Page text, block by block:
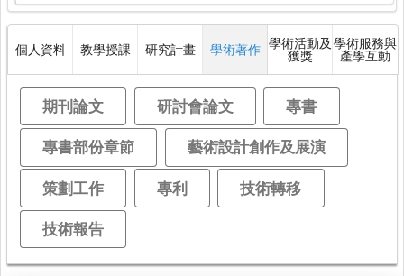
個人資料 教學授課 研究計畫 學術著作 學術活動及
獲獎
學術服務與
產學互動
期刊論文 研討會論文 專書
專書部份章節 藝術設計創作及展演
策劃工作 專利 技術轉移
技術報告